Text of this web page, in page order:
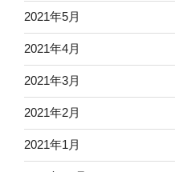
2021年5月
2021年4月
2021年3月
2021年2月
2021年1月